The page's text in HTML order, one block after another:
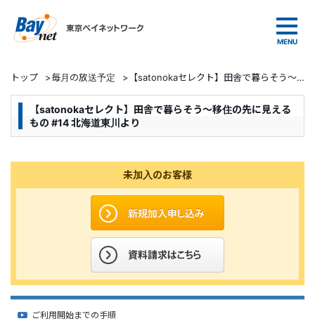
トップ >毎月の放送予定 > 【satonokaセレクト】田舎で暮らそう～移住の先に見えるもの #14 北海道東川より
【satonokaセレクト】田舎で暮らそう～移住の先に見える
もの #14 北海道東川より
未加入のお客様
ご利用開始までの手順